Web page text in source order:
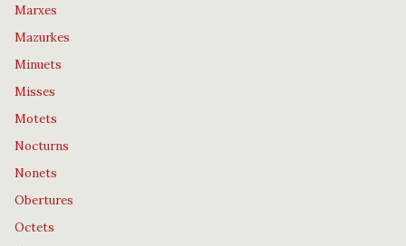
Marxes
Mazurkes
Minuets
Misses
Motets
Nocturns
Nonets
Obertures
Octets